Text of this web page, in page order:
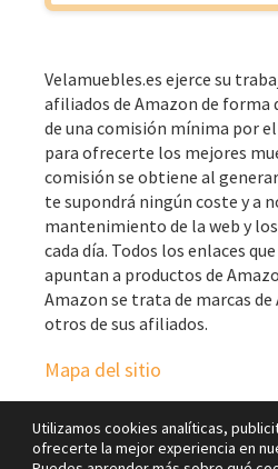
Velamuebles.es ejerce su
afiliados de Amazon de forma
de una comisión mínima por
para ofrecerte los mejores
comisión se obtiene al
te supondrá ningún coste y a
mantenimiento de la web y
cada día. Todos los enlaces
apuntan a productos de
Amazon se trata de marcas de
otros de sus afiliados.
Mapa del sitio
Utilizamos cookies analíticas,
ofrecerte la mejor experiencia en